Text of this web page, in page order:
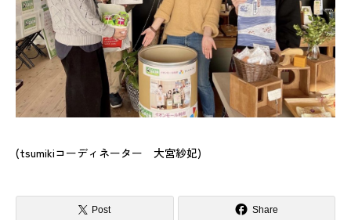
(tsumikiコーディネーター 大宮紗妃)
Post Share